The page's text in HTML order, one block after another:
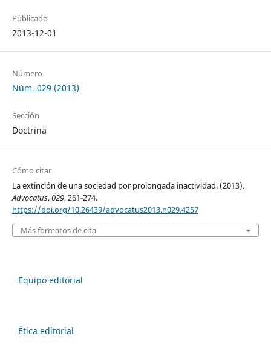
Publicado
2013-12-01
Número
Núm. 029 (2013)
Sección
Doctrina
Cómo citar
La extinción de una sociedad por prolongada inactividad. (2013).
Advocatus,029, 261-274.
https://doi.org/10.26439/advocatus2013.n029.4257
Más formatos de cita
Equipo editorial
Ética editorial